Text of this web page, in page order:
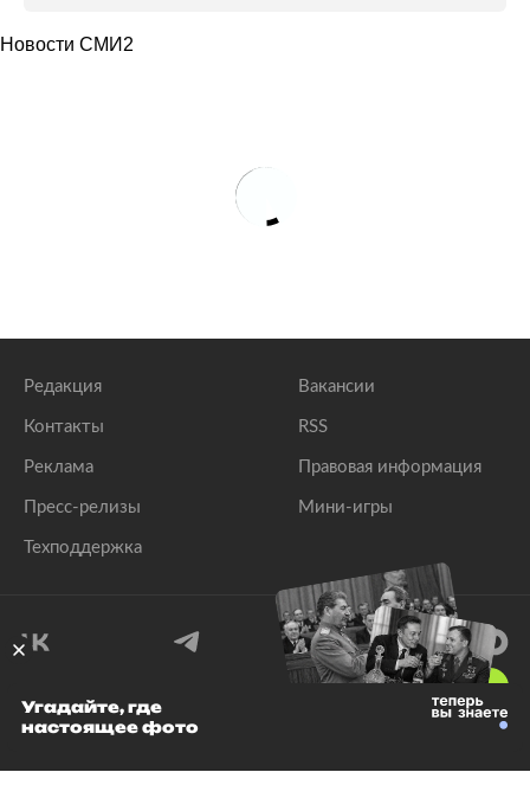
самолетов-разведчиков
Су-30 встретил американский самолет-разведчик
Новости СМИ2
Редакция
Контакты
Реклама
Пресс-релизы
Техподдержка
Вакансии
RSS
Правовая информация
Мини-игры
© 1999–2026 Все права защищены.
Угадайте, где
настоящее фото